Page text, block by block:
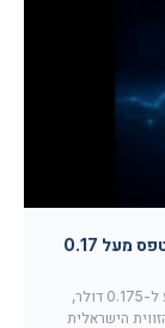
Cardano בזרקור: ADA מזנק 10% בשבוע ומטפס מעל 0.17
המטבע הדיגיטלי ADA קפץ 7.1% ביממה וכ-10% בשבוע ל-0.175 דולר,
הישראלית